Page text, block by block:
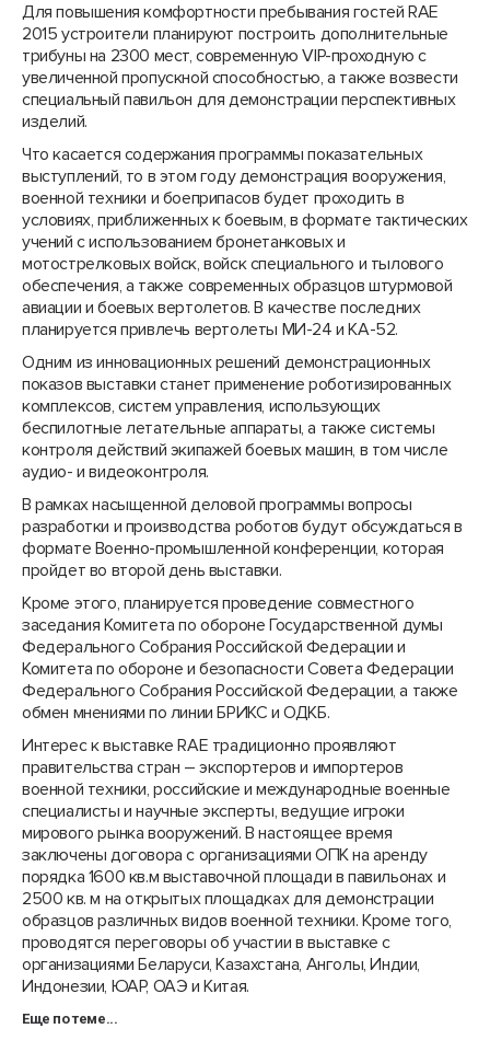
Для повышения комфортности пребывания гостей RAE
2015 устроители планируют построить дополнительные
трибуны на 2300 мест, современную VIP-проходную с
увеличенной пропускной способностью, а также возвести
специальный павильон для демонстрации перспективных
изделий.
Что касается содержания программы показательных
выступлений, то в этом году демонстрация вооружения,
военной техники и боеприпасов будет проходить в
условиях, приближенных к боевым, в формате тактических
учений с использованием бронетанковых и
мотострелковых войск, войск специального и тылового
обеспечения, а также современных образцов штурмовой
авиации и боевых вертолетов. В качестве последних
планируется привлечь вертолеты МИ-24 и КА-52.
Одним из инновационных решений демонстрационных
показов выставки станет применение роботизированных
комплексов, систем управления, использующих
беспилотные летательные аппараты, а также системы
контроля действий экипажей боевых машин, в том числе
аудио- и видеоконтроля.
В рамках насыщенной деловой программы вопросы
разработки и производства роботов будут обсуждаться в
формате Военно-промышленной конференции, которая
пройдет во второй день выставки.
Кроме этого, планируется проведение совместного
заседания Комитета по обороне Государственной думы
Федерального Собрания Российской Федерации и
Комитета по обороне и безопасности Совета Федерации
Федерального Собрания Российской Федерации, а также
обмен мнениями по линии БРИКС и ОДКБ.
Интерес к выставке RAE традиционно проявляют
правительства стран – экспортеров и импортеров
военной техники, российские и международные военные
специалисты и научные эксперты, ведущие игроки
мирового рынка вооружений. В настоящее время
заключены договора с организациями ОПК на аренду
порядка 1600 кв.м выставочной площади в павильонах и
2500 кв. м на открытых площадках для демонстрации
образцов различных видов военной техники. Кроме того,
проводятся переговоры об участии в выставке с
организациями Беларуси, Казахстана, Анголы, Индии,
Индонезии, ЮАР, ОАЭ и Китая.
Еще по теме...